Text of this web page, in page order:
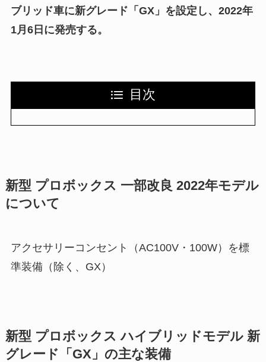
ブリッド車に新グレード「GX」を設定し、2022年
1月6日に発売する。
目次
新型 プロボックス 一部改良 2022年モデル
について
アクセサリーコンセント（AC100V・100W）を標
準装備（除く、GX）
新型 プロボックス ハイブリッドモデル 新
グレード「GX」の主な装備